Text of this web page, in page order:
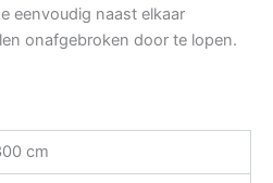
eenvoudig naast elkaar
onafgebroken door te lopen.
cm